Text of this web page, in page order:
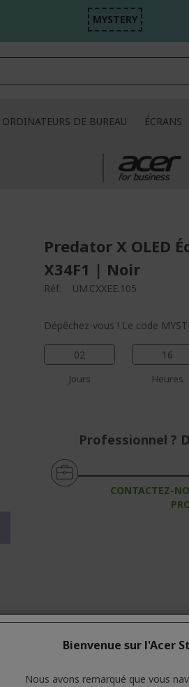
MYSTERY
ORDINATEURS DE BUREAU ÉCRANS
Predator X OLED
X34F1 | Noir
Réf. UM.CXXEE.105
Dépêchez-vous ! Le code
02
Jours
16
Heures
Professionnel ?
CONTACTEZ-
Bienvenue sur l'Acer
Nous avons remarqué que vous